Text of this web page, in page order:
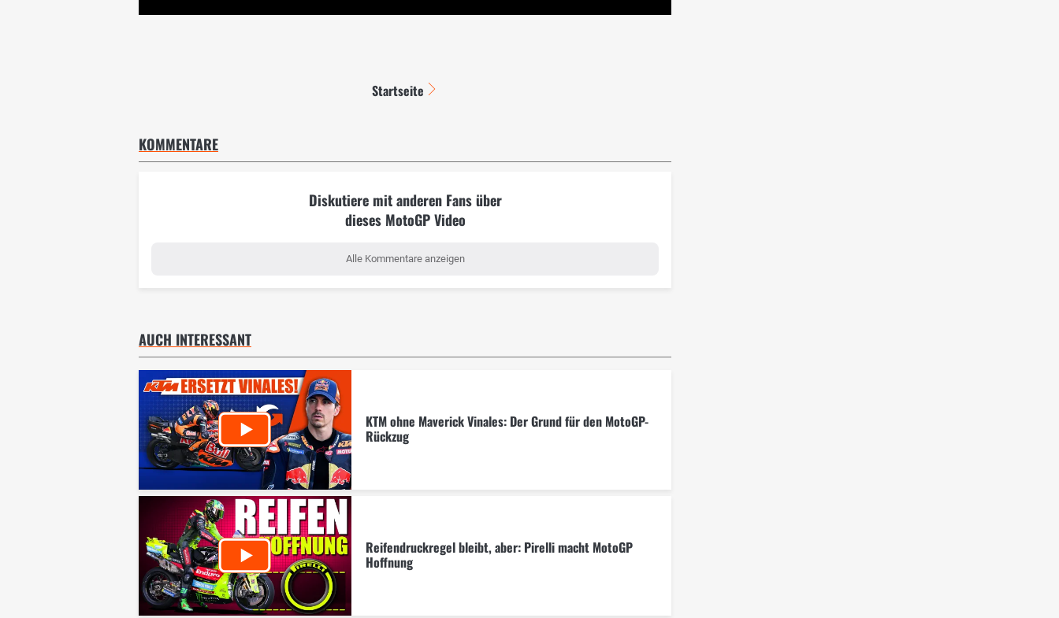
Startseite
KOMMENTARE
Diskutiere mit anderen Fans über
dieses MotoGP Video
Alle Kommentare anzeigen
AUCH INTERESSANT
KTM ohne Maverick Vinales: Der Grund für den MotoGP-
Rückzug
Reifendruckregel bleibt, aber: Pirelli macht MotoGP
Hoffnung